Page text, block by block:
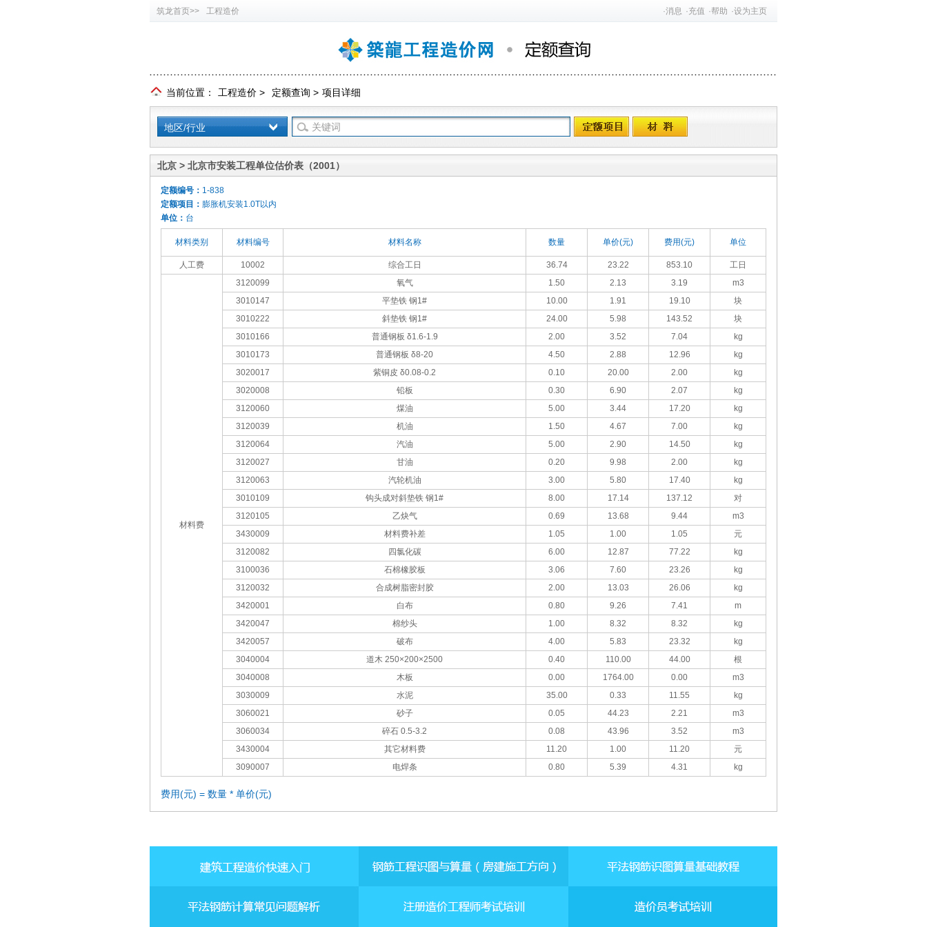
筑龙首页>> 工程造价 ·消息 ·充值 ·帮助 ·设为主页
当前位置： 工程造价 > 定额查询 > 项目详细
地区/行业
北京 > 北京市安装工程单位估价表（2001）
定额编号： 1-838
定额项目： 膨胀机安装1.0T以内
单位： 台
材料类别 材料编号 材料名称 数量 单价(元) 费用(元) 单位
人工费 10002 综合工日 36.74 23.22 853.10 工日
材料费
3120099 氧气 1.50 2.13 3.19
m3
3010147
平垫铁 钢1# 10.00 1.91 19.10
块
3010222
斜垫铁 钢1# 24.00 5.98 143.52
块
3010166
普通钢板 δ1.6-1.9 2.00 3.52 7.04
kg
3010173
普通钢板 δ8-20 4.50 2.88 12.96
kg
3020017
紫铜皮 δ0.08-0.2 0.10 20.00 2.00
kg
3020008
铅板 0.30 6.90 2.07
kg
3120060
煤油 5.00 3.44 17.20
kg
3120039
机油 1.50 4.67 7.00
kg
3120064
汽油 5.00 2.90 14.50
kg
3120027
甘油 0.20 9.98 2.00
kg
3120063
汽轮机油 3.00 5.80 17.40
kg
3010109
钩头成对斜垫铁 钢1# 8.00 17.14 137.12
对
3120105
乙炔气 0.69 13.68 9.44
m3
3430009
材料费补差 1.05 1.00 1.05
元
3120082
四氯化碳 6.00 12.87 77.22
kg
3100036
石棉橡胶板 3.06 7.60 23.26
kg
3120032
合成树脂密封胶 2.00 13.03 26.06
kg
3420001
白布 0.80 9.26 7.41
m
3420047
棉纱头 1.00 8.32 8.32
kg
3420057
破布 4.00 5.83 23.32
kg
3040004
道木 250×200×2500 0.40 110.00 44.00
根
3040008
木板 0.00 1764.00 0.00
m3
3030009
水泥 35.00 0.33 11.55
kg
3060021
砂子 0.05 44.23 2.21
m3
3060034
碎石 0.5-3.2 0.08 43.96 3.52
m3
3430004
其它材料费 11.20 1.00 11.20
元
3090007
电焊条 0.80 5.39 4.31 kg
费用(元) = 数量 * 单价(元)